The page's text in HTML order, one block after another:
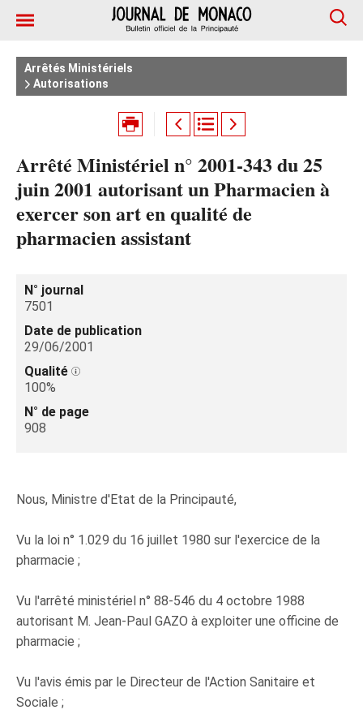
Arrêtés Ministériels
Autorisations
Arrêté Ministériel n° 2001-343 du 25
juin 2001 autorisant un Pharmacien à
exercer son art en qualité de
pharmacien assistant
N° journal
7501
Date de publication
29/06/2001
Qualité
100%
N° de page
908
Nous, Ministre d'Etat de la Principauté,
Vu la loi n° 1.029 du 16 juillet 1980 sur l'exercice de la
pharmacie ;
Vu l'arrêté ministériel n° 88-546 du 4 octobre 1988
autorisant M. Jean-Paul GAZO à exploiter une officine de
pharmacie ;
Vu l'avis émis par le Directeur de l'Action Sanitaire et
Sociale ;